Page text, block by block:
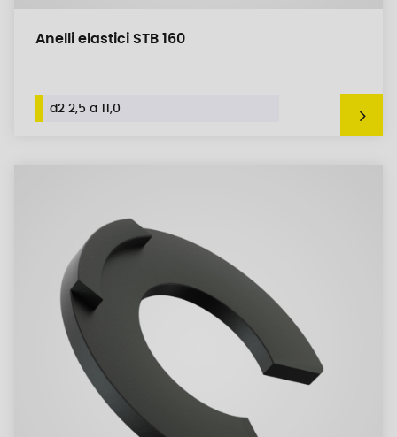
Anelli elastici STB 160
d2 2,5 a 11,0